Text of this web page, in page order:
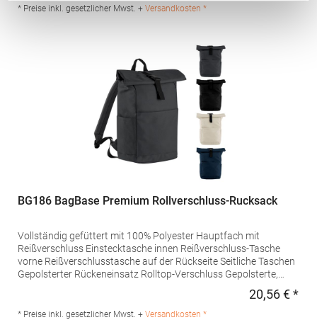
Produktsicherheit: Herstellernummer:BG185SBeechfield Brands
sales@beechfield.comMaterialzusammensetzung: 100%
* Preise inkl. gesetzlicher Mwst. + Versandkosten *
BG186 BagBase Premium Rollverschluss-Rucksack
Vollständig gefüttert mit 100% Polyester Hauptfach mit
Reißverschluss Einstecktasche innen Reißverschluss-Tasche
vorne Reißverschlusstasche auf der Rückseite Seitliche Taschen
Gepolsterter Rückeneinsatz Rolltop-Verschluss Gepolsterte,
Produktsicherheit: Herstellernummer:BG186Beechfield Brands
20,56 € *
* Preise inkl. gesetzlicher Mwst. + Versandkosten *